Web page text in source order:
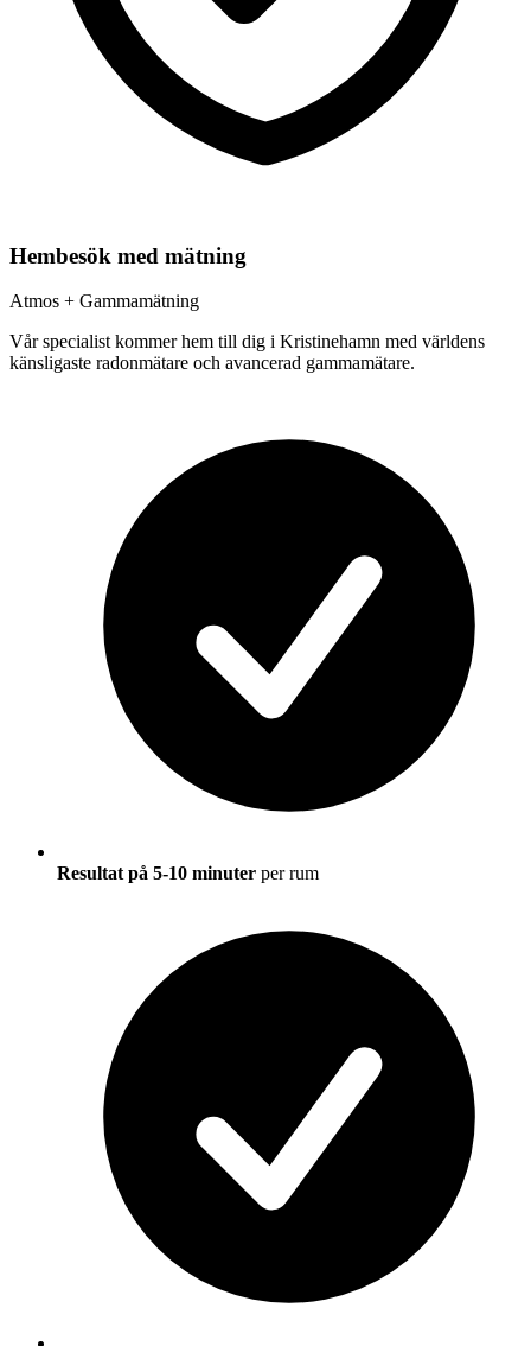
Hembesök med mätning
Atmos + Gammamätning
Vår specialist kommer hem till dig i Kristinehamn med världens
känsligaste radonmätare och avancerad gammamätare.
Resultat på 5-10 minuter per rum